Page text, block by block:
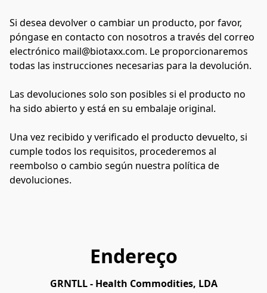
Si desea devolver o cambiar un producto, por favor,
póngase en contacto con nosotros a través del correo
electrónico mail@biotaxx.com. Le proporcionaremos
todas las instrucciones necesarias para la devolución.
Las devoluciones solo son posibles si el producto no
ha sido abierto y está en su embalaje original.
Una vez recibido y verificado el producto devuelto, si
cumple todos los requisitos, procederemos al
reembolso o cambio según nuestra política de
devoluciones.
Endereço
GRNTLL - Health Commodities, LDA